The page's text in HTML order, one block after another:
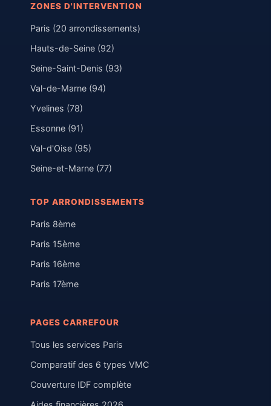
ZONES D'INTERVENTION
Paris (20 arrondissements)
Hauts-de-Seine (92)
Seine-Saint-Denis (93)
Val-de-Marne (94)
Yvelines (78)
Essonne (91)
Val-d'Oise (95)
Seine-et-Marne (77)
TOP ARRONDISSEMENTS
Paris 8ème
Paris 15ème
Paris 16ème
Paris 17ème
PAGES CARREFOUR
Tous les services Paris
Comparatif des 6 types VMC
Couverture IDF complète